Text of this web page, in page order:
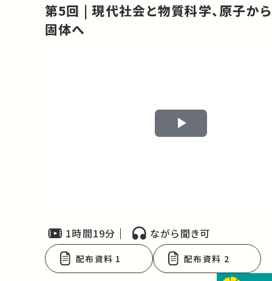
第5回 | 現代社会と物質科学、原子から
固体へ
Play
1時間19分 ながら聞き可
配布資料 1 配布資料 2